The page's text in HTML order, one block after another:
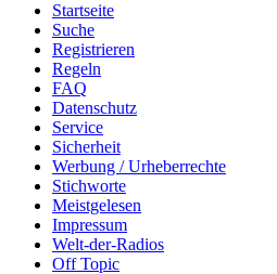
Startseite
Suche
Registrieren
Regeln
FAQ
Datenschutz
Service
Sicherheit
Werbung / Urheberrechte
Stichworte
Meistgelesen
Impressum
Welt-der-Radios
Off Topic